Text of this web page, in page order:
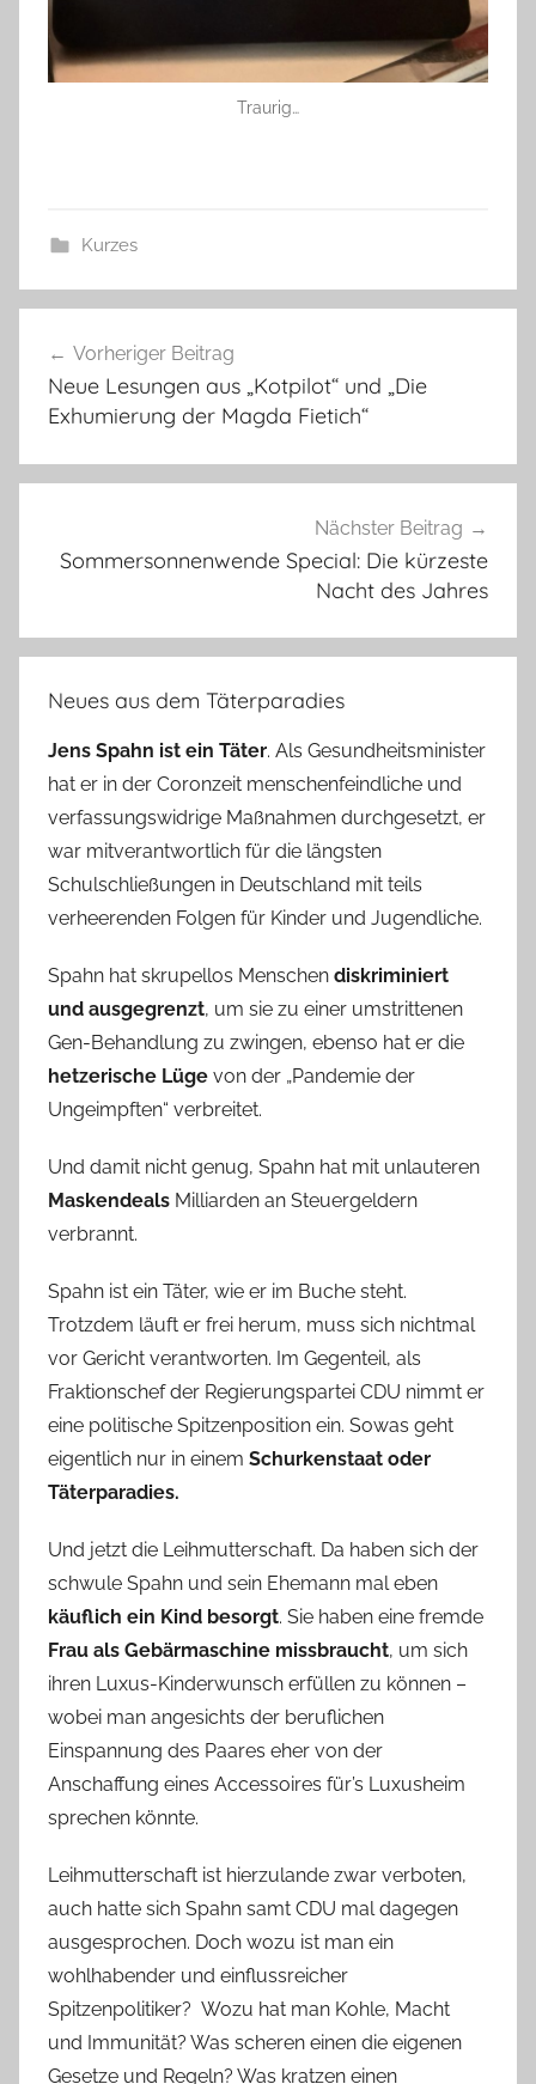
Traurig…
Kurzes
Vorheriger Beitrag
Neue Lesungen aus „Kotpilot“ und „Die
Exhumierung der Magda Fietich“
Nächster Beitrag
Sommersonnenwende Special: Die kürzeste
Nacht des Jahres
Neues aus dem Täterparadies
Jens Spahn ist ein Täter. Als Gesundheitsminister
hat er in der Coronzeit menschenfeindliche und
verfassungswidrige Maßnahmen durchgesetzt, er
war mitverantwortlich für die längsten
Schulschließungen in Deutschland mit teils
verheerenden Folgen für Kinder und Jugendliche.
Spahn hat skrupellos Menschen diskriminiert
und ausgegrenzt, um sie zu einer umstrittenen
Gen-Behandlung zu zwingen, ebenso hat er die
hetzerische Lüge von der „Pandemie der
Ungeimpften“ verbreitet.
Und damit nicht genug, Spahn hat mit unlauteren
Maskendeals Milliarden an Steuergeldern
verbrannt.
Spahn ist ein Täter, wie er im Buche steht.
Trotzdem läuft er frei herum, muss sich nichtmal
vor Gericht verantworten. Im Gegenteil, als
Fraktionschef der Regierungspartei CDU nimmt er
eine politische Spitzenposition ein. Sowas geht
eigentlich nur in einem Schurkenstaat oder
Täterparadies.
Und jetzt die Leihmutterschaft. Da haben sich der
schwule Spahn und sein Ehemann mal eben
käuflich ein Kind besorgt. Sie haben eine fremde
Frau als Gebärmaschine missbraucht, um sich
ihren Luxus-Kinderwunsch erfüllen zu können –
wobei man angesichts der beruflichen
Einspannung des Paares eher von der
Anschaffung eines Accessoires für’s Luxusheim
sprechen könnte.
Leihmutterschaft ist hierzulande zwar verboten,
auch hatte sich Spahn samt CDU mal dagegen
ausgesprochen. Doch wozu ist man ein
wohlhabender und einflussreicher
Spitzenpolitiker? Wozu hat man Kohle, Macht
und Immunität? Was scheren einen die eigenen
Gesetze und Regeln? Was kratzen einen